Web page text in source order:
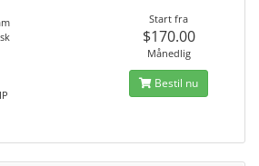
Start fra
$170.00
Månedlig
Bestil nu